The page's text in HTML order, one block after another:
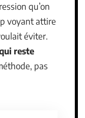
qu’on
voyant attire
éviter.
reste
pas